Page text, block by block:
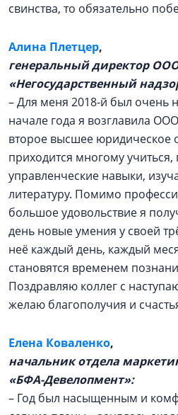
свинства, то обязательно
Алина Плетцер,
генеральный директор
«Негосударственный
– Для меня 2018-й был
начале года я возглавила
второе высшее юридическое
приходится многому учиться,
управленческие навыки,
литературу. Помимо
большое удовольствие я
день новые умения у своей
неё каждый день, каждый
становятся временем
Поздравляю коллег с
желаю благополучия и
Елена Коваленко,
начальник отдела
«БФА-Девелопмент»:
– Год был насыщенным и